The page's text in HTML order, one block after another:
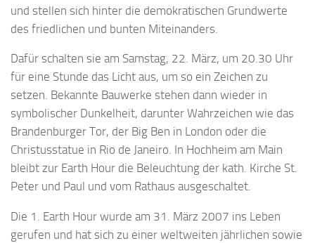
und stellen sich hinter die demokratischen Grundwerte
des friedlichen und bunten Miteinanders.
Dafür schalten sie am Samstag, 22. März, um 20.30 Uhr
für eine Stunde das Licht aus, um so ein Zeichen zu
setzen. Bekannte Bauwerke stehen dann wieder in
symbolischer Dunkelheit, darunter Wahrzeichen wie das
Brandenburger Tor, der Big Ben in London oder die
Christusstatue in Rio de Janeiro. In Hochheim am Main
bleibt zur Earth Hour die Beleuchtung der kath. Kirche St.
Peter und Paul und vom Rathaus ausgeschaltet.
Die 1. Earth Hour wurde am 31. März 2007 ins Leben
gerufen und hat sich zu einer weltweiten jährlichen sowie